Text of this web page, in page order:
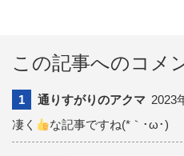
この記事へのコメ
1 通りすがりのアクマ 2023
凄く
な記事ですね(*｀･ω･)ゞ